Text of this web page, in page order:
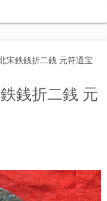
宋鉄銭折二銭 元符通宝
銭折二銭 元